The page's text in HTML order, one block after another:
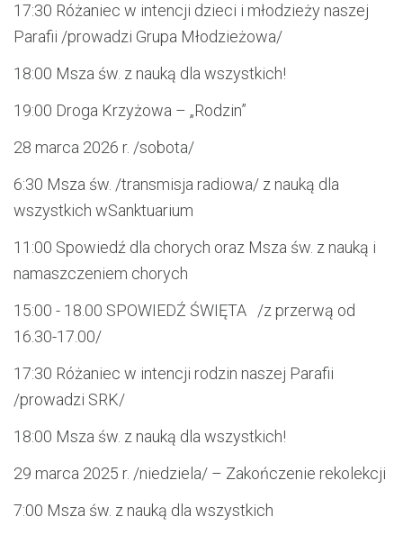
17:30 Różaniec w intencji dzieci i młodzieży naszej
Parafii /prowadzi Grupa Młodzieżowa/
18:00 Msza św. z nauką dla wszystkich!
19:00 Droga Krzyżowa – „Rodzin”
28 marca 2026 r. /sobota/
6:30 Msza św. /transmisja radiowa/ z nauką dla
wszystkich wSanktuarium
11:00 Spowiedź dla chorych oraz Msza św. z nauką i
namaszczeniem chorych
15:00 - 18.00 SPOWIEDŹ ŚWIĘTA /z przerwą od
16.30-17.00/
17:30 Różaniec w intencji rodzin naszej Parafii
/prowadzi SRK/
18:00 Msza św. z nauką dla wszystkich!
29 marca 2025 r. /niedziela/ – Zakończenie rekolekcji
7:00 Msza św. z nauką dla wszystkich